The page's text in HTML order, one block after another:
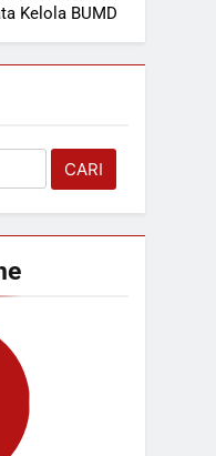
Kelola BUMD